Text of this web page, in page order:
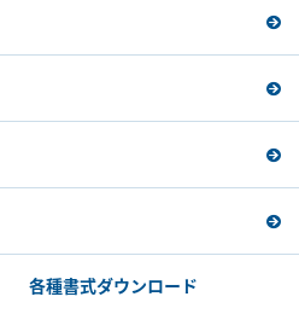
各種書式ダウンロード